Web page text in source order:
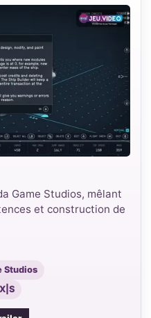
Game Studios, mêlant
et construction de
Studios